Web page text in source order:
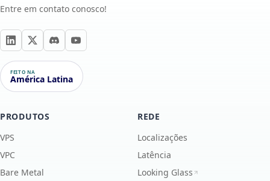
Entre em contato conosco!
FEITO NA
América Latina
PRODUTOS
VPS
VPC
Bare Metal
REDE
Localizações
Latência
Looking Glass